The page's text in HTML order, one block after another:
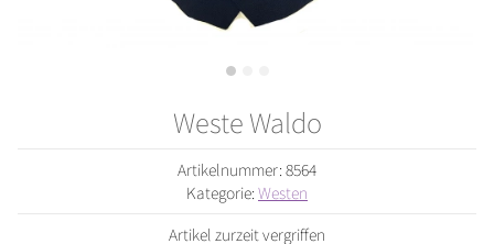
Weste Waldo
Artikelnummer: 8564
Kategorie: Westen
Artikel zurzeit vergriffen